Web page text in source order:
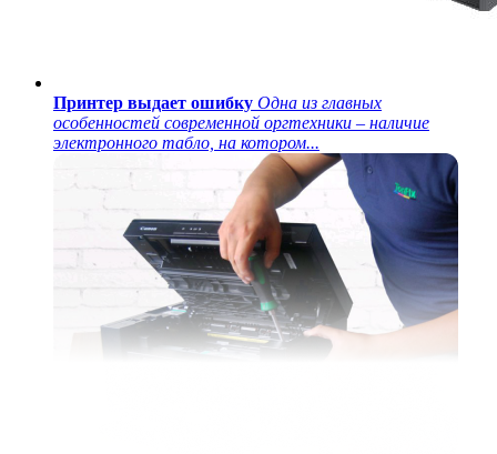
Принтер выдает ошибку Одна из главных
особенностей современной оргтехники – наличие
электронного табло, на котором...